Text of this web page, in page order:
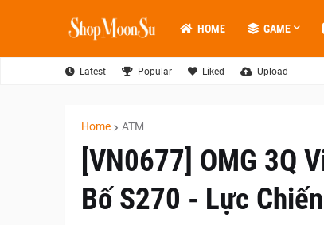
HOME GAME
Latest Popular Liked Upload
Home ATM
[VN0677] OMG 3Q
Bố S270 - Lực